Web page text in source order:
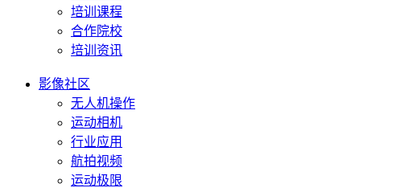
培训课程
合作院校
培训资讯
影像社区
无人机操作
运动相机
行业应用
航拍视频
运动极限